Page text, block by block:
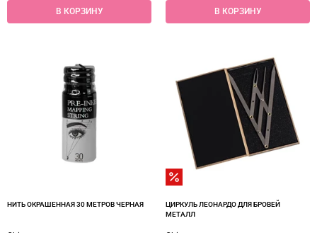
В КОРЗИНУ В КОРЗИНУ
НИТЬ ОКРАШЕННАЯ 30 МЕТРОВ ЧЕРНАЯ
ЦИРКУЛЬ ЛЕОНАРДО ДЛЯ БРОВЕЙ
МЕТАЛЛ